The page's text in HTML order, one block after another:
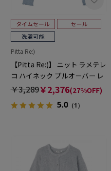
Pitta Re:)
【Pitta Re:)】 ニット ラメテレ
コ ハイネック プルオーバー レ
ディース
￥3,289￥2,376(27%OFF)
5.0（1）